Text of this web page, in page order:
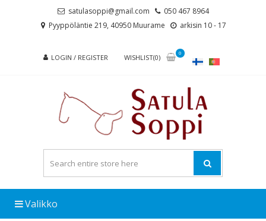
satulasoppi@gmail.com
050 467 8964
Pyyppöläntie 219, 40950 Muurame
arkisin 10 - 17
LOGIN / REGISTER WISHLIST(0)
0
Valikko